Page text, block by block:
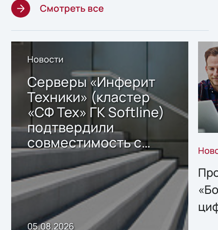
Смотреть все
Новости
Серверы «Инферит
Техники» (кластер
«СФ Тех» ГК Softline)
подтвердили
совместимость с
решением Sharx
Storage 2.x для
хранения данных
05.08.2026